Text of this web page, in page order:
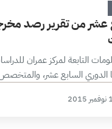
عشر من تقرير رصد
التابعة لمركز عمران
الدوري السابع عشر،
العربية والعالمية
ركزت هذه…